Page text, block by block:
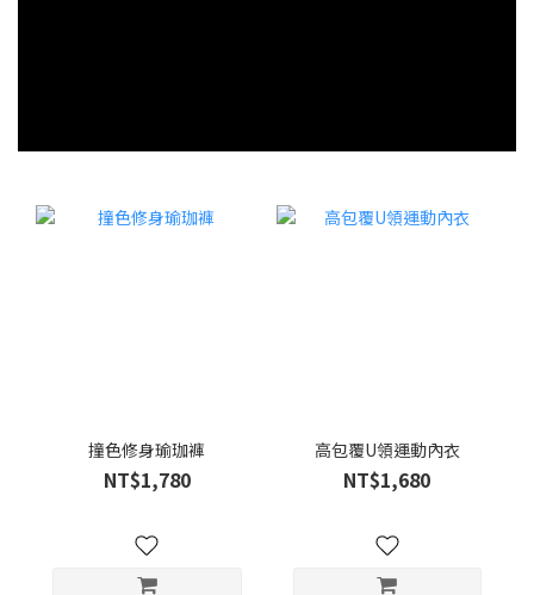
撞色修身瑜珈褲
NT$1,780
高包覆U領運動內衣
NT$1,680